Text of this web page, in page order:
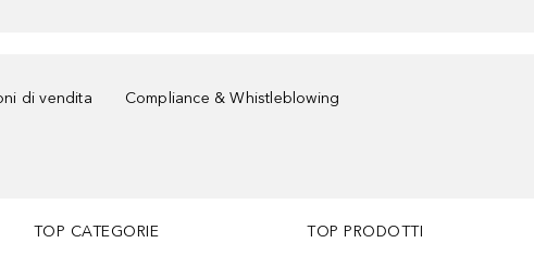
di vendita
Compliance & Whistleblowing
TOP CATEGORIE TOP PRODOTTI